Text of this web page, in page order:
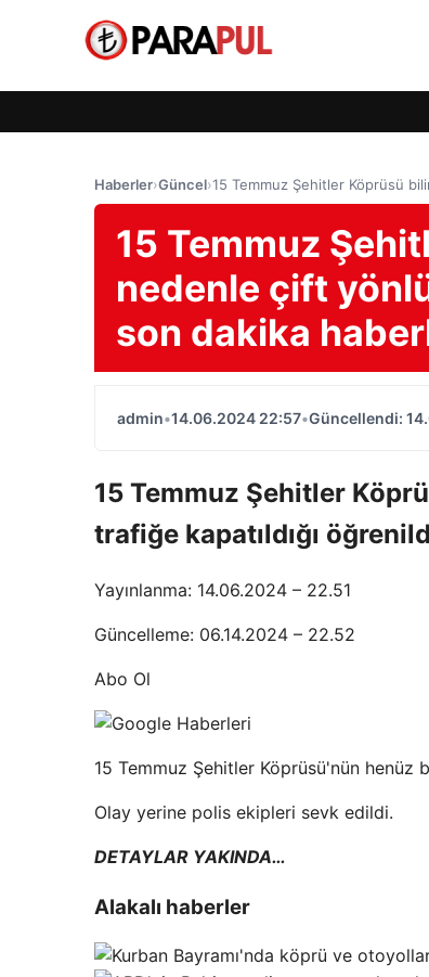
Haberler›Güncel›15 Temmuz Şehitler Köprüsü
15 Temmuz
nedenle çift
son dakika
admin•14.06.2024 22:57•Güncellendi:
15 Temmuz Şehitler
trafiğe kapatıldığı
Yayınlanma: 14.06.2024 – 22.51
Güncelleme: 06.14.2024 – 22.52
Abo Ol
15 Temmuz Şehitler Köprüsü'nün henüz
Olay yerine polis ekipleri sevk edildi.
DETAYLAR YAKINDA…
Alakalı haberler